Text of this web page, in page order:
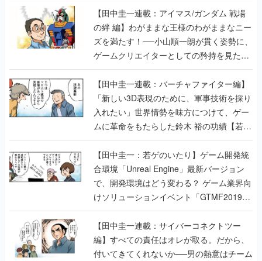
【田中圭一連載：アイマス/ガンダム 戦場
の絆 編】わがままな王様のわがままなニー
ズを満たす！──小山順一朗が貫く姿勢に、
ゲームクリエイターとしての矜持を見た
【若ゲのいたり最終回】
【田中圭一連載：バーチャファイター編】
「新しい3D表現のために、軍事技術を採り
入れたい」世界情勢を味方につけて、ゲー
ムに革命をもたらした鈴木 裕の功績【若ゲ
のいたり】
【田中圭一：若ゲのいたり】ゲーム開発統
合環境「Unreal Engine」最新バージョン
で、開発環境はどう変わる？ ゲーム業界向
けソリューションイベント「GTMF2019」
に行って、より理解を深めよう【PR】
【田中圭一連載：サイバーコネクトツー
編】すべての責任はオレが取る。だから、
付いてきてくれないか──男の熱意はチーム